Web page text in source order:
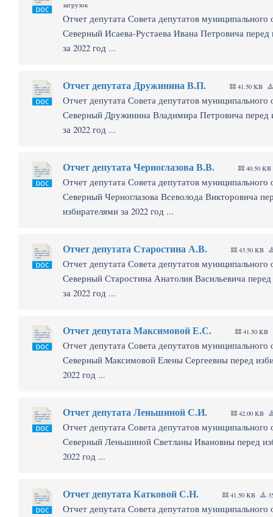
загрузок
Отчет депутата Совета депутатов муниципального
Северный Исаева-Рустаева Ивана Петровича перед
за 2022 год ...
Отчет депутата Дружинина В.П. 41.50 KB
Отчет депутата Совета депутатов муниципального
Северный Дружинина Владимира Петровича перед
за 2022 год ...
Отчет депутата Черноглазова В.В. 40.50 KB
Отчет депутата Совета депутатов муниципального
Северный Черноглазова Всеволода Викторовича
избирателями за 2022 год ...
Отчет депутата Старостина А.В. 43.50 KB
Отчет депутата Совета депутатов муниципального
Северный Старостина Анатолия Васильевича
за 2022 год ...
Отчет депутата Максимовой Е.С. 41.50 KB
Отчет депутата Совета депутатов муниципального
Северный Максимовой Елены Сергеевны перед
2022 год ...
Отчет депутата Леньшиной С.И. 42.00 KB
Отчет депутата Совета депутатов муниципального
Северный Леньшиной Светланы Ивановны перед
2022 год ...
Отчет депутата Катковой С.Н. 41.50 KB
Отчет депутата Совета депутатов муниципального